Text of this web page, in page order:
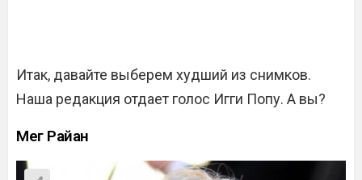
Итак, давайте выберем худший из снимков.
Наша редакция отдает голос Игги Попу. А вы?
Мег Райан